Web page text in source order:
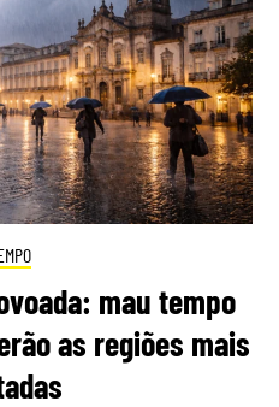
mau tempo
as regiões mais